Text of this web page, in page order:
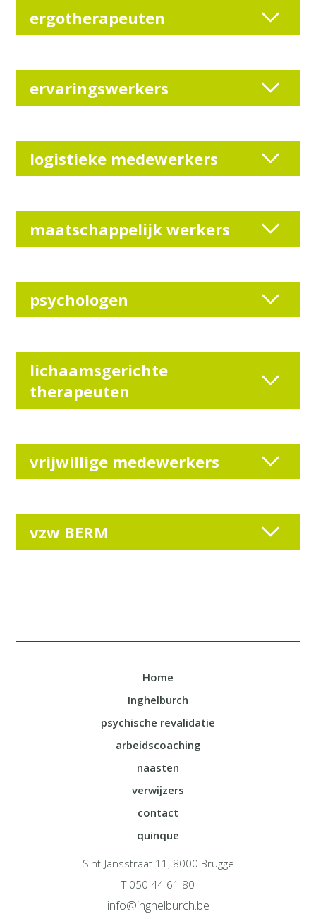
ergotherapeuten
ervaringswerkers
logistieke medewerkers
maatschappelijk werkers
psychologen
lichaamsgerichte
therapeuten
vrijwillige medewerkers
vzw BERM
Home
Inghelburch
psychische revalidatie
arbeidscoaching
naasten
verwijzers
contact
quinque
Sint-Jansstraat 11, 8000 Brugge
T 050 44 61 80
info@inghelburch.be